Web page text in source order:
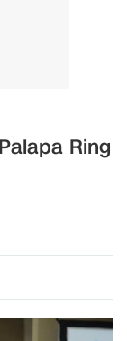
Ring